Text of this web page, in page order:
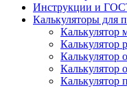
Инструкции и
Калькуляторы для
Калькулятор
Калькулятор
Калькулятор
Калькулятор
Калькулятор